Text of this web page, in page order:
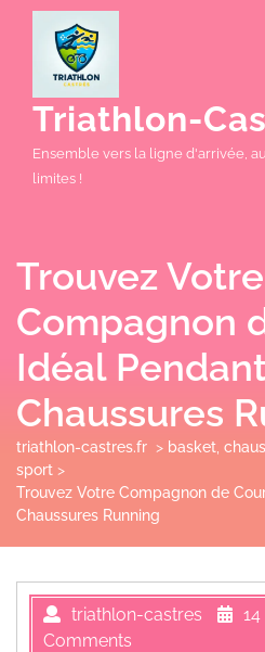
Triathlon-
Ensemble vers la ligne d'arrivée,
limites !
Trouvez Votre
Compagnon
Idéal
Chaussures
triathlon-castres.fr > basket
sport >
Trouvez Votre Compagnon de
Chaussures Running
triathlon-castres
Comments